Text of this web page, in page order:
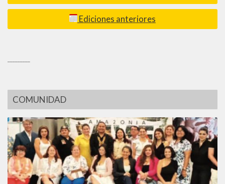
Ediciones anteriores
COMUNIDAD